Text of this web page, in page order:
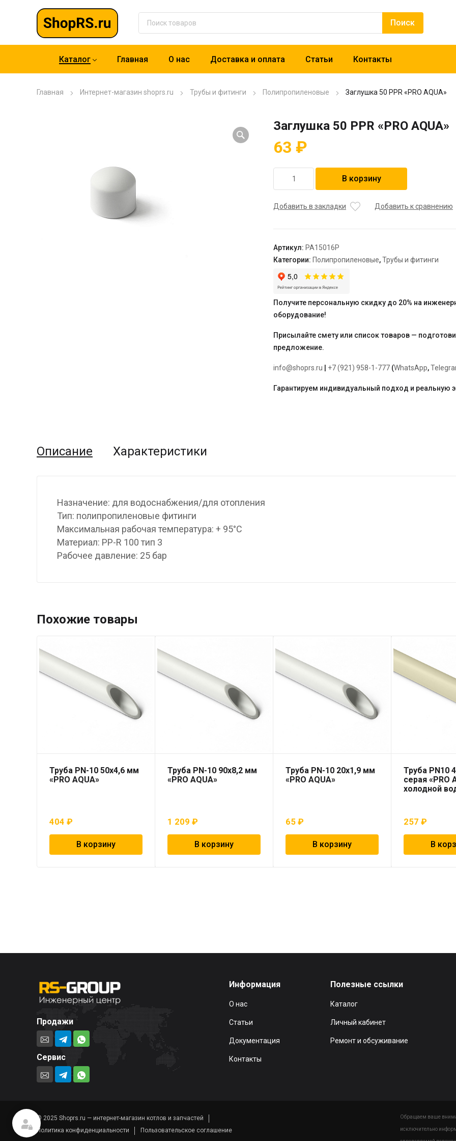
Каталог Главная О нас Доставка и оплата Статьи Контакты
Главная Интернет-магазин shoprs.ru Трубы и фитинги Полипропиленовые Заглушка 50 PPR «PRO AQUA»
Заглушка 50 PPR «PRO AQUA»
63 ₽
товара
50
В корзину
Добавить в закладки Добавить к сравнению
Артикул: PA15016P
Категории: Полипропиленовые,Трубы и фитинги
Получите персональную скидку до 20% на
оборудование!
Присылайте смету или список товаров —
предложение.
info@shoprs.ru +7 (921) 958-1-777 (WhatsApp,
Гарантируем индивидуальный подход и реальную
Описание Характеристики
Назначение: для водоснабжения/для отопления
Тип: полипропиленовые фитинги
Максимальная рабочая температура: + 95°С
Материал: PP-R 100 тип 3
Рабочее давление: 25 бар
Похожие товары
Труба PN-10 50х4,6 мм
«PRO AQUA»
404 ₽
В корзину
Труба PN-10 90х8,2 мм
«PRO AQUA»
1 209₽
В корзину
Труба PN-10 20х1,9 мм
«PRO AQUA»
65₽
В корзину
Труба PN10
серая «PRO
холодной
257₽
В
Продажи
Сервис
Информация
О нас
Статьи
Документация
Контакты
Полезные ссылки
Каталог
Личный кабинет
Ремонт и обсуживание
© 2025 Shoprs.ru — интернет-магазин котлов и запчастей
Политика конфиденциальности
Пользовательское соглашение
Обращаем ваше
исключительно